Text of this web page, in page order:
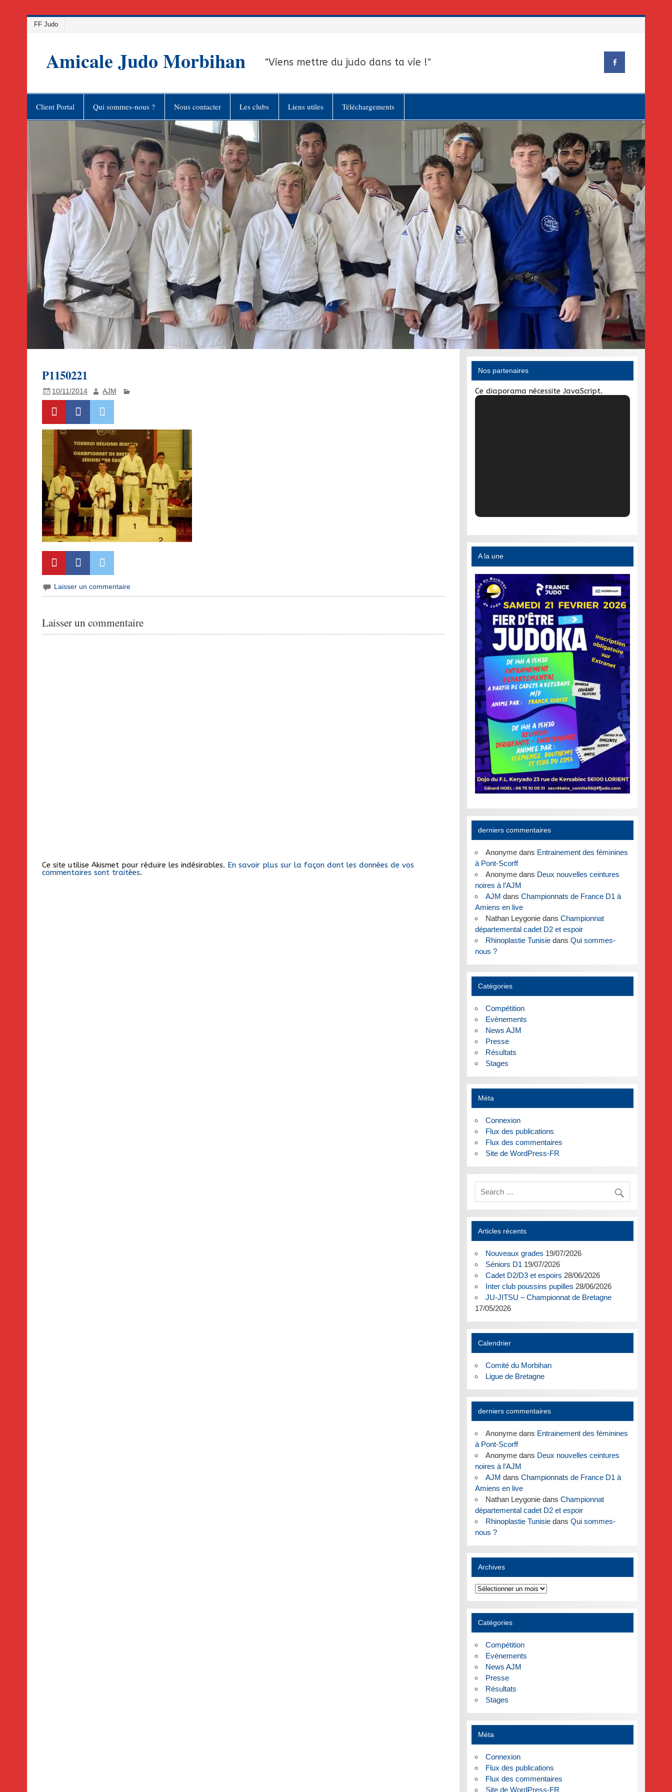
FF Judo
Amicale Judo Morbihan "Viens mettre du judo dans ta vie !"
Client Portal Qui sommes-nous ? Nous contacter Les clubs Liens utiles Téléchargements
P1150221
10/11/2014 AJM
Laisser un commentaire
Laisser un commentaire
Ce site utilise Akismet pour réduire les indésirables. En savoir plus sur la façon dont les données de vos
commentaires sont traitées.
Nos partenaires
Ce diaporama nécessite JavaScript.
A la une
derniers commentaires
Anonymedans Entrainement des féminines
à Pont-Scorff
Anonymedans Deux nouvelles ceintures
noires à l’AJM
AJM dans Championnats de France D1 à
Amiens en live
Nathan Leygoniedans Championnat
départemental cadet D2 et espoir
Rhinoplastie Tunisiedans Qui sommes-
nous ?
Catégories
Compétition
Evènements
News AJM
Presse
Résultats
Stages
Méta
Connexion
Flux des publications
Flux des commentaires
Site de WordPress-FR
Articles récents
Nouveaux grades 19/07/2026
Séniors D1 19/07/2026
Cadet D2/D3 et espoirs 28/06/2026
Inter club poussins pupilles 28/06/2026
JU-JITSU – Championnat de Bretagne
17/05/2026
Calendrier
Comité du Morbihan
Ligue de Bretagne
derniers commentaires
Anonymedans Entrainement des féminines
à Pont-Scorff
Anonymedans Deux nouvelles ceintures
noires à l’AJM
AJM dans Championnats de France D1 à
Amiens en live
Nathan Leygoniedans Championnat
départemental cadet D2 et espoir
Rhinoplastie Tunisiedans Qui sommes-
nous ?
Archives
Archives
Catégories
Compétition
Evènements
News AJM
Presse
Résultats
Stages
Méta
Connexion
Flux des publications
Flux des commentaires
Site de WordPress-FR